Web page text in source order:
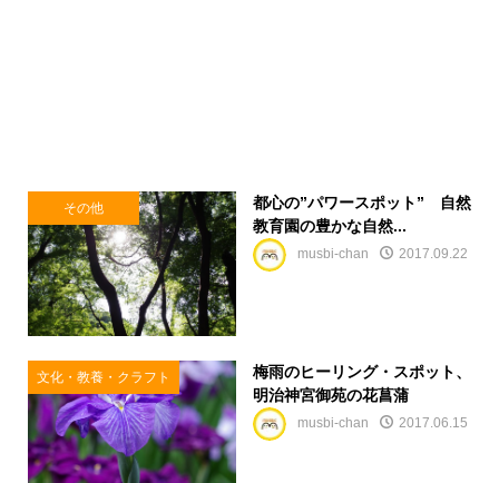
その他
都心の”パワースポット” 自然
教育園の豊かな自然...
musbi-chan 2017.09.22
文化・教養・クラフト
梅雨のヒーリング・スポット、
明治神宮御苑の花菖蒲
musbi-chan 2017.06.15